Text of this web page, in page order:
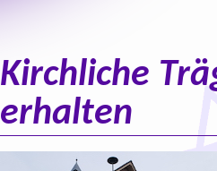
Kirchliche
erhalten